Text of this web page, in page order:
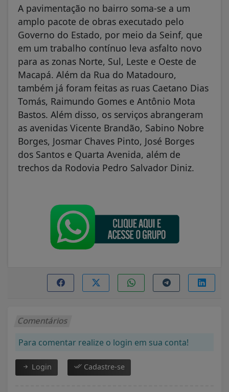
A pavimentação no bairro soma-se a um
amplo pacote de obras executado pelo
Governo do Estado, por meio da Seinf, que
em um trabalho contínuo leva asfalto novo
para as zonas Norte, Sul, Leste e Oeste de
Macapá. Além da Rua do Matadouro,
também já foram feitas as ruas Caetano Dias
Tomás, Raimundo Gomes e Antônio Mota
Bastos. Além disso, os serviços abrangeram
as avenidas Vicente Brandão, Sabino Nobre
Borges, Josmar Chaves Pinto, José Borges
dos Santos e Quarta Avenida, além de
trechos da Rodovia Pedro Salvador Diniz.
Comentários
Para comentar realize o login em sua conta!
Login Cadastre-se